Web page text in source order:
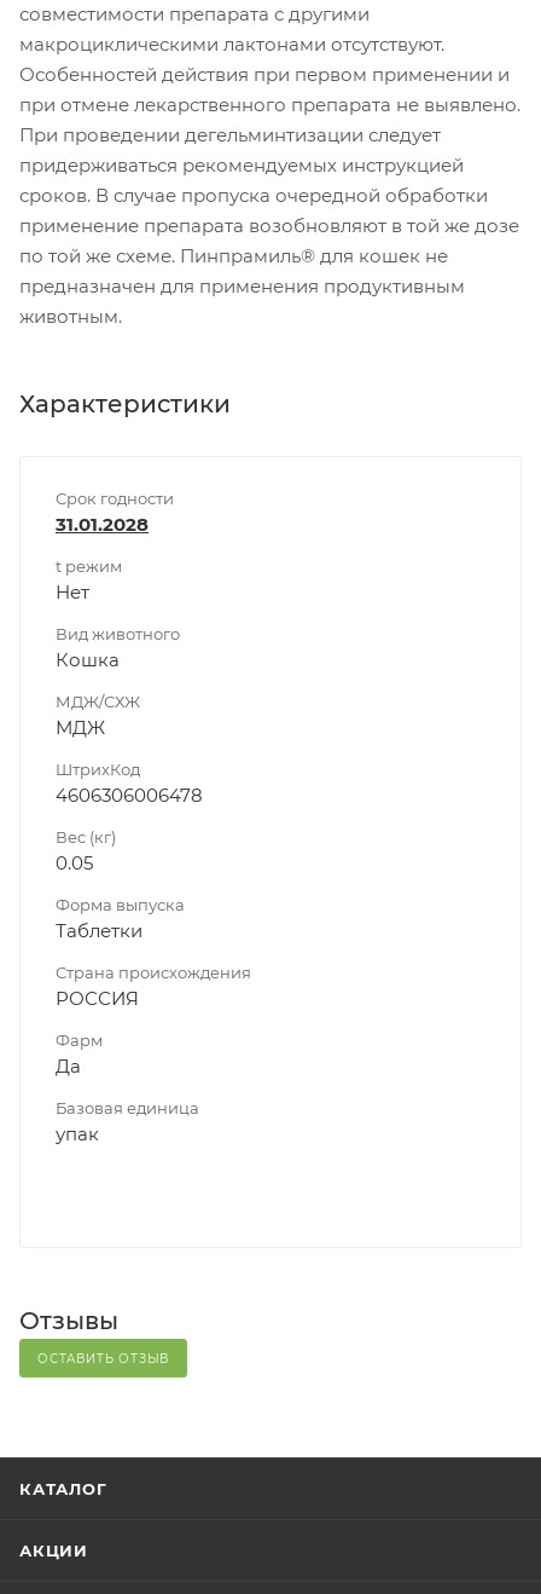
совместимости препарата с другими
макроциклическими лактонами отсутствуют.
Особенностей действия при первом применении и
при отмене лекарственного препарата не выявлено.
При проведении дегельминтизации следует
придерживаться рекомендуемых инструкцией
сроков. В случае пропуска очередной обработки
применение препарата возобновляют в той же дозе
по той же схеме. Пинпрамиль® для кошек не
предназначен для применения продуктивным
животным.
Характеристики
Срок годности
31.01.2028
t режим
Нет
Вид животного
Кошка
МДЖ/СХЖ
МДЖ
ШтрихКод
4606306006478
Вес (кг)
0.05
Форма выпуска
Таблетки
Страна происхождения
РОССИЯ
Фарм
Да
Базовая единица
упак
Отзывы
ОСТАВИТЬ ОТЗЫВ
КАТАЛОГ
АКЦИИ